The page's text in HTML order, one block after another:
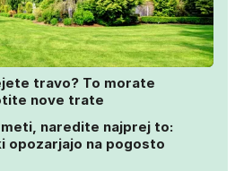
travo? To morate
nove trate
naredite najprej to:
opozarjajo na pogosto